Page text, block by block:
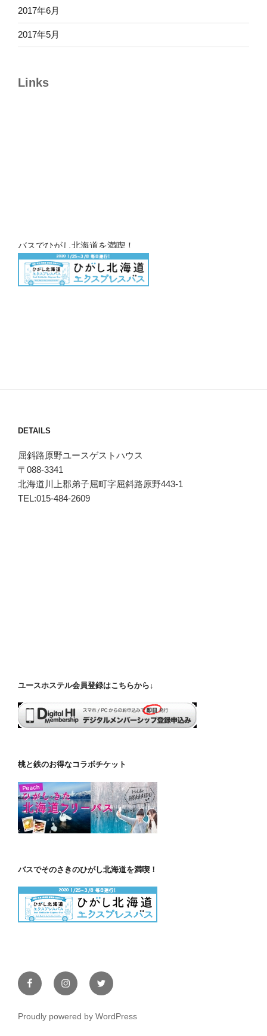
2017年6月
2017年5月
Links
バスでひがし北海道を満喫！
DETAILS
屈斜路原野ユースゲストハウス
〒088-3341
北海道川上郡弟子屈町字屈斜路原野443-1
TEL:015-484-2609
ユースホステル会員登録はこちらから↓
桃と鉄のお得なコラボチケット
バスでそのさきのひがし北海道を満喫！
FacebookInstagramTwitter
Proudly powered by WordPress